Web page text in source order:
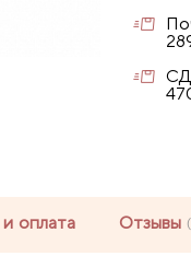
оплата Отзывы